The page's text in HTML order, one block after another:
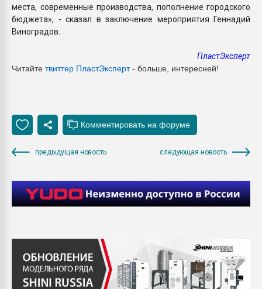
места, современные производства, пополнение городского
бюджета», - сказал в заключение мероприятия Геннадий
Виноградов.
ПластЭксперт
Читайте твиттер ПластЭксперт- больше, интересней!
предыдущая новость следующая новость